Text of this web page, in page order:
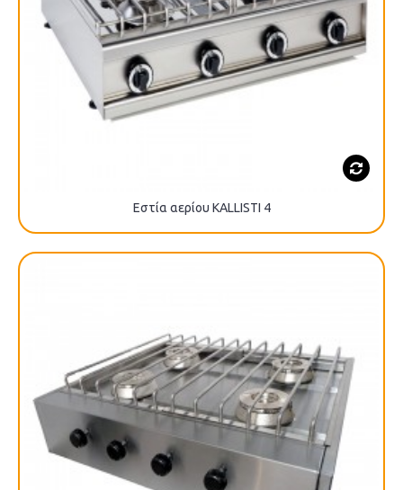
Εστία αερίου KALLISTI 4